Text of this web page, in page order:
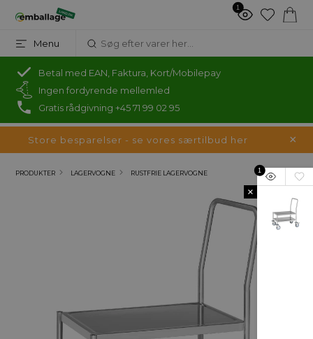
1
Menu
Betal med EAN, Faktura, Kort/Mobilepay
Ingen fordyrende mellemled
Gratis rådgivning +45 71 99 02 95
Store besparelser - se vores særtilbud her
PRODUKTER LAGERVOGNE RUSTFRIE LAGERVOGNE 1
×